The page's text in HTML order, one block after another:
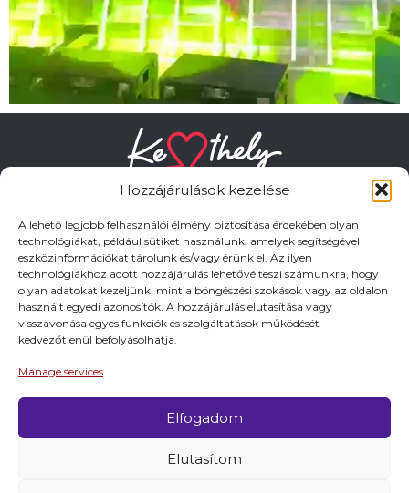
Hozzájárulások kezelése
A lehető legjobb felhasználói élmény biztosítása érdekében olyan
technológiákat, például sütiket használunk, amelyek segítségével
eszközinformációkat tárolunk és/vagy érünk el. Az ilyen
technológiákhoz adott hozzájárulás lehetővé teszi számunkra, hogy
olyan adatokat kezeljünk, mint a böngészési szokások vagy az oldalon
használt egyedi azonosítók. A hozzájárulás elutasítása vagy
visszavonása egyes funkciók és szolgáltatások működését
kedvezőtlenül befolyásolhatja.
Manage services
Elfogadom
Elutasítom
HASZNOS LINKEK
Adatkezelési tájékoztató
Impresszum
© 2026 Minden jog fentartva.
A keszthely.hu KIADÓJA KESZTHELY VÁROS